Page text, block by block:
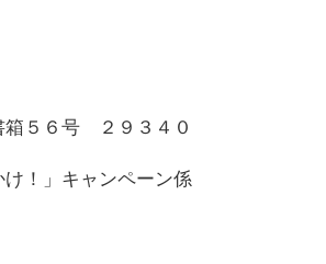
５６号 ２９３４０
！」キャンペーン係